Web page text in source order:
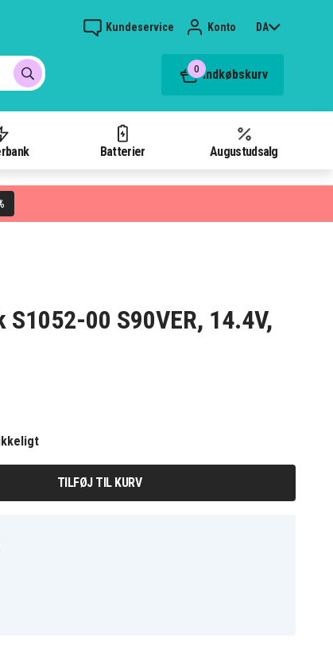
Kundeservice Konto DA
0 Indkøbskurv
Batterier Augustudsalg
00 S90VER, 14.4V,
TILFØJ TIL KURV